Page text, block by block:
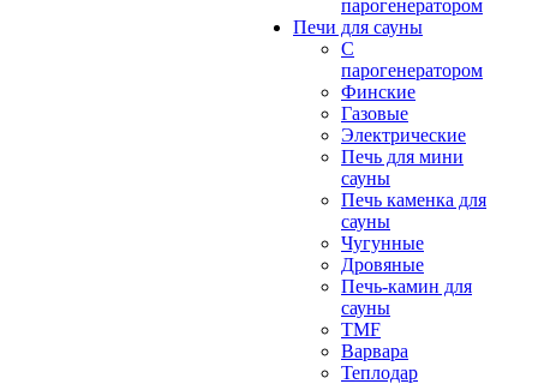
парогенератором
Печи для сауны
С
парогенератором
Финские
Газовые
Электрические
Печь для мини
сауны
Печь каменка для
сауны
Чугунные
Дровяные
Печь-камин для
сауны
TMF
Варвара
Теплодар